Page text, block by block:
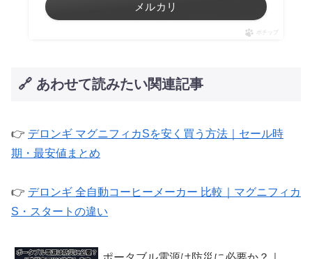
メルカリ
ポチップ
🔗 あわせて読みたい関連記事
👉 デロンギ マグニフィカSを安く買う方法｜セール時
期・最安値まとめ
👉 デロンギ 全自動コーヒーメーカー 比較｜マグニフィカ
S・スタートの違い